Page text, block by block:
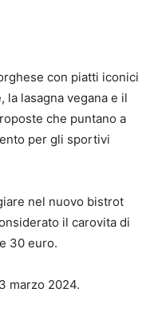
con piatti iconici
lasagna vegana e il
che puntano a
per gli sportivi
nel nuovo bistrot
il carovita di
30 euro.
marzo 2024.